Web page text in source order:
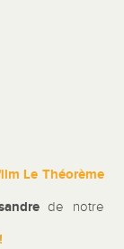
Le Théorème
de notre